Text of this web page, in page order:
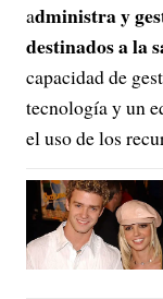
administra y
destinados a la
capacidad de
tecnología y un
el uso de los